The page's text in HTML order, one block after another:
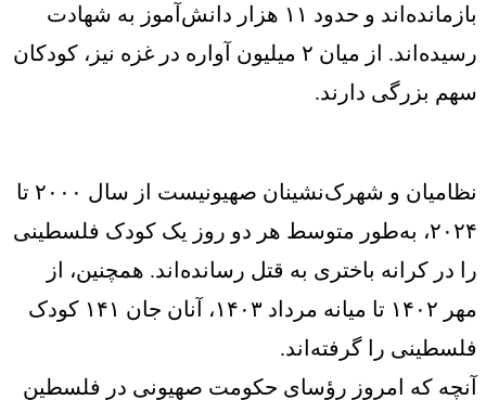
بازمانده‌اند و حدود ۱۱ هزار دانش‌آموز به شهادت
رسیده‌اند. از میان ۲ میلیون آواره در غزه نیز، کودکان
سهم بزرگی دارند.
نظامیان و شهرک‌نشینان صهیونیست از سال ۲۰۰۰ تا
۲۰۲۴، به‌طور متوسط هر دو روز یک کودک فلسطینی
را در کرانه باختری به قتل رسانده‌اند. همچنین، از
مهر ۱۴۰۲ تا میانه مرداد ۱۴۰۳، آنان جان ۱۴۱ کودک
فلسطینی را گرفته‌اند.
آنچه که امروز رؤسای حکومت صهیونی در فلسطین